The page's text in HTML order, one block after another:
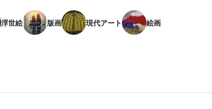
浮世絵 版画 現代アート 絵画